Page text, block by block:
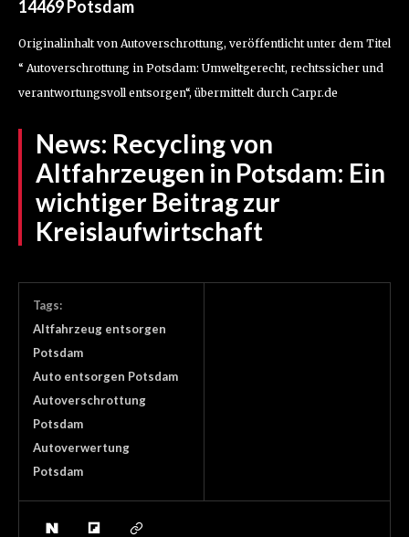
14469 Potsdam
Originalinhalt von Autoverschrottung, veröffentlicht unter dem Titel
“ Autoverschrottung in Potsdam: Umweltgerecht, rechtssicher und
verantwortungsvoll entsorgen“, übermittelt durch Carpr.de
News: Recycling von
Altfahrzeugen in Potsdam: Ein
wichtiger Beitrag zur
Kreislaufwirtschaft
Tags:
Altfahrzeug entsorgen
Potsdam
Auto entsorgen Potsdam
Autoverschrottung
Potsdam
Autoverwertung
Potsdam